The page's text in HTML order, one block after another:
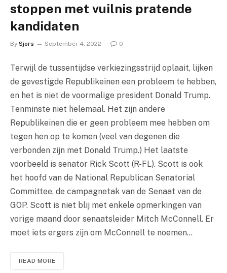
stoppen met vuilnis pratende
kandidaten
By Sjors September 4, 2022 0
Terwijl de tussentijdse verkiezingsstrijd oplaait, lijken
de gevestigde Republikeinen een probleem te hebben,
en het is niet de voormalige president Donald Trump.
Tenminste niet helemaal. Het zijn andere
Republikeinen die er geen probleem mee hebben om
tegen hen op te komen (veel van degenen die
verbonden zijn met Donald Trump.) Het laatste
voorbeeld is senator Rick Scott (R-FL). Scott is ook
het hoofd van de National Republican Senatorial
Committee, de campagnetak van de Senaat van de
GOP. Scott is niet blij met enkele opmerkingen van
vorige maand door senaatsleider Mitch McConnell. Er
moet iets ergers zijn om McConnell te noemen…
READ MORE